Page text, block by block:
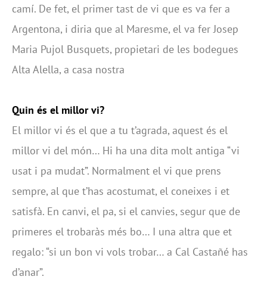
camí. De fet, el primer tast de vi que es va fer a
Argentona, i diria que al Maresme, el va fer Josep
Maria Pujol Busquets, propietari de les bodegues
Alta Alella, a casa nostra
Quin és el millor vi?
El millor vi és el que a tu t’agrada, aquest és el
millor vi del món… Hi ha una dita molt antiga “vi
usat i pa mudat”. Normalment el vi que prens
sempre, al que t’has acostumat, el coneixes i et
satisfà. En canvi, el pa, si el canvies, segur que de
primeres el trobaràs més bo… I una altra que et
regalo: “si un bon vi vols trobar… a Cal Castañé has
d’anar”.